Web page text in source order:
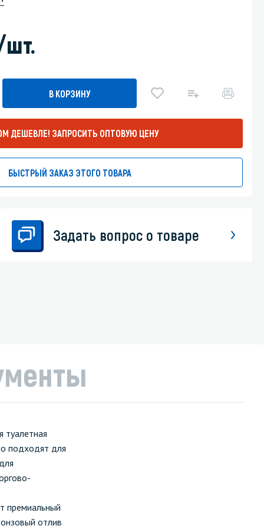
В КОРЗИНУ
ДЕШЕВЛЕ! ЗАПРОСИТЬ ОПТОВУЮ ЦЕНУ
БЫСТРЫЙ ЗАКАЗ ЭТОГО ТОВАРА
Задать вопрос о товаре
туалетная
подходят для
премиальный
отлив